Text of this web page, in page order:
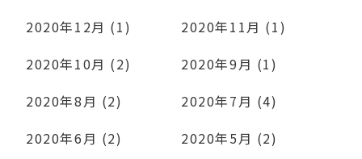
2020年12月 (1)
2020年11月 (1)
2020年10月 (2)
2020年9月 (1)
2020年8月 (2)
2020年7月 (4)
2020年6月 (2)
2020年5月 (2)